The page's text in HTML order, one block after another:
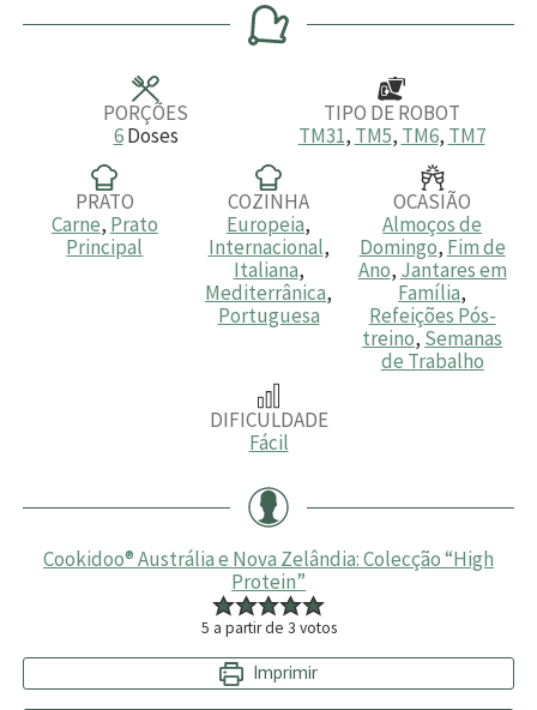
u
u
t
a
u
PORÇÕES
6 Doses
TIPO DE ROBOT
TM31, TM5, TM6, TM7
PRATO
Carne, Prato
Principal
COZINHA
Europeia,
Internacional,
Italiana,
Mediterrânica,
Portuguesa
OCASIÃO
Almoços de
Domingo, Fim de
Ano, Jantares em
Família,
Refeições Pós-
treino, Semanas
de Trabalho
DIFICULDADE
Fácil
Cookidoo® Austrália e Nova Zelândia: Colecção “High
Protein”
5 a partir de 3 votos
Imprimir